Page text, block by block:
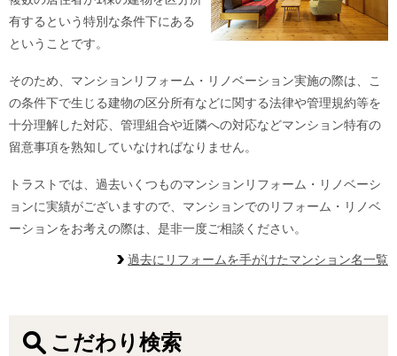
有するという特別な条件下にある
ということです。
そのため、マンションリフォーム・リノベーション実施の際は、こ
の条件下で生じる建物の区分所有などに関する法律や管理規約等を
十分理解した対応、管理組合や近隣への対応などマンション特有の
留意事項を熟知していなければなりません。
トラストでは、過去いくつものマンションリフォーム・リノベーシ
ョンに実績がございますので、マンションでのリフォーム・リノベ
ーションをお考えの際は、是非一度ご相談ください。
過去にリフォームを手がけたマンション名一覧
こだわり検索